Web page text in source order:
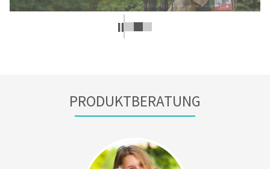
PRODUKTBERATUNG